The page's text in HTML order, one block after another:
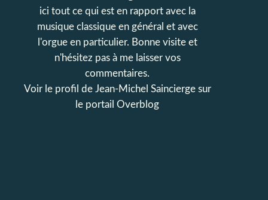
ici tout ce qui est en rapport avec la
musique classique en général et avec
l'orgue en particulier. Bonne visite et
n'hésitez pas à me laisser vos
commentaires.
Voir le profil de Jean-Michel Sainciergesur
le portail Overblog